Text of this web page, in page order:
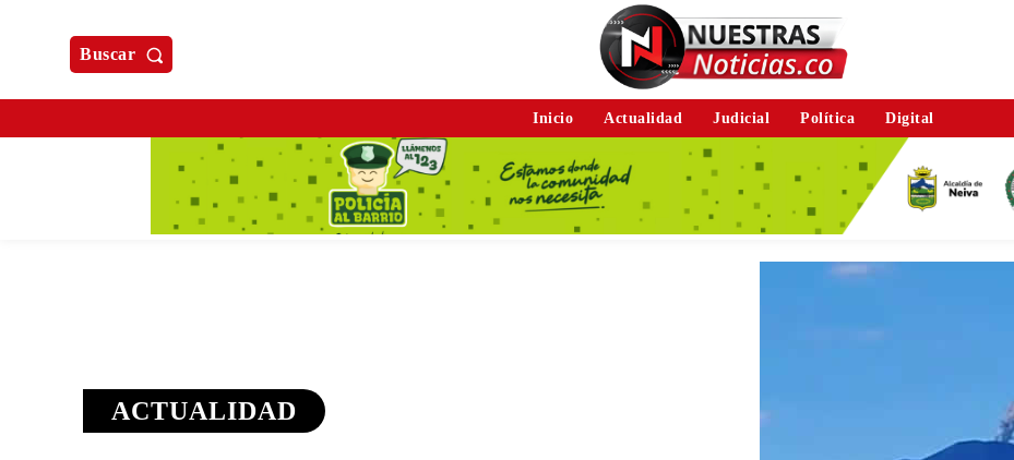
Buscar
Inicio Actualidad Judicial Política Digital
ACTUALIDAD